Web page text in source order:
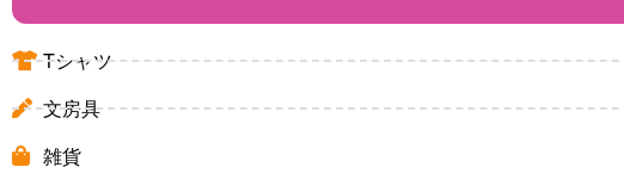
Tシャツ
文房具
雑貨